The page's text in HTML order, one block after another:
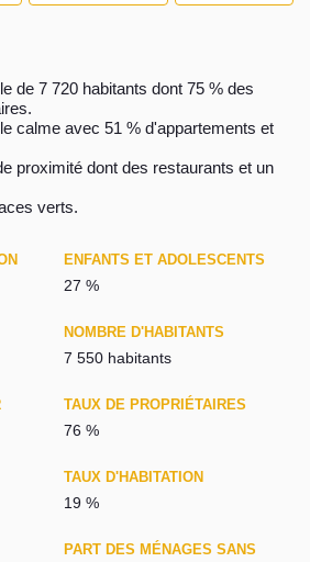
de 7 720 habitants dont 75 % des
calme avec 51 % d'appartements et
proximité dont des restaurants et un
verts.
ENFANTS ET ADOLESCENTS
27 %
NOMBRE D'HABITANTS
7 550 habitants
TAUX DE PROPRIÉTAIRES
76 %
TAUX D'HABITATION
19 %
PART DES MÉNAGES SANS